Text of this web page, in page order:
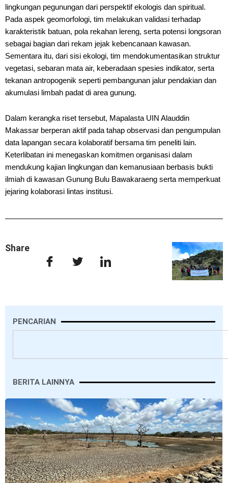
lingkungan pegunungan dari perspektif ekologis dan spiritual.
Pada aspek geomorfologi, tim melakukan validasi terhadap
karakteristik batuan, pola rekahan lereng, serta potensi longsoran
sebagai bagian dari rekam jejak kebencanaan kawasan.
Sementara itu, dari sisi ekologi, tim mendokumentasikan struktur
vegetasi, sebaran mata air, keberadaan spesies indikator, serta
tekanan antropogenik seperti pembangunan jalur pendakian dan
akumulasi limbah padat di area gunung.
Dalam kerangka riset tersebut, Mapalasta UIN Alauddin
Makassar berperan aktif pada tahap observasi dan pengumpulan
data lapangan secara kolaboratif bersama tim peneliti lain.
Keterlibatan ini menegaskan komitmen organisasi dalam
mendukung kajian lingkungan dan kemanusiaan berbasis bukti
ilmiah di kawasan Gunung Bulu Bawakaraeng serta memperkuat
jejaring kolaborasi lintas institusi.
Share
PENCARIAN
BERITA LAINNYA